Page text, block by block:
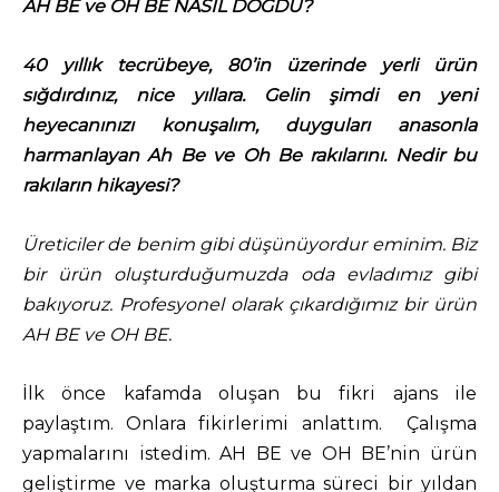
AH BE ve OH BE NASIL DOĞDU?
40 yıllık tecrübeye, 80’in üzerinde yerli ürün
sığdırdınız, nice yıllara. Gelin şimdi en yeni
heyecanınızı konuşalım, duyguları anasonla
harmanlayan Ah Be ve Oh Be rakılarını. Nedir bu
rakıların hikayesi?
Üreticiler de benim gibi düşünüyordur eminim. Biz
bir ürün oluşturduğumuzda oda evladımız gibi
bakıyoruz. Profesyonel olarak çıkardığımız bir ürün
AH BE ve OH BE.
İlk önce kafamda oluşan bu fikri ajans ile
paylaştım. Onlara fikirlerimi anlattım. Çalışma
yapmalarını istedim. AH BE ve OH BE’nin ürün
geliştirme ve marka oluşturma süreci bir yıldan